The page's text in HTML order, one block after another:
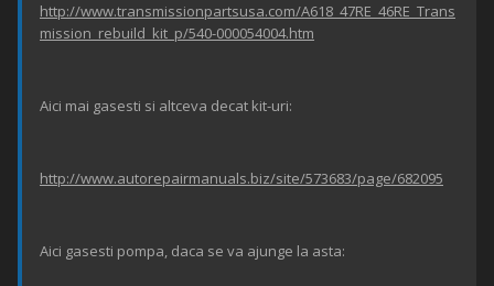
http://www.transmissionpartsusa.com/A618_47RE_46RE_Trans
mission_rebuild_kit_p/540-000054004.htm
Aici mai gasesti si altceva decat kit-uri:
http://www.autorepairmanuals.biz/site/573683/page/682095
Aici gasesti pompa, daca se va ajunge la asta: